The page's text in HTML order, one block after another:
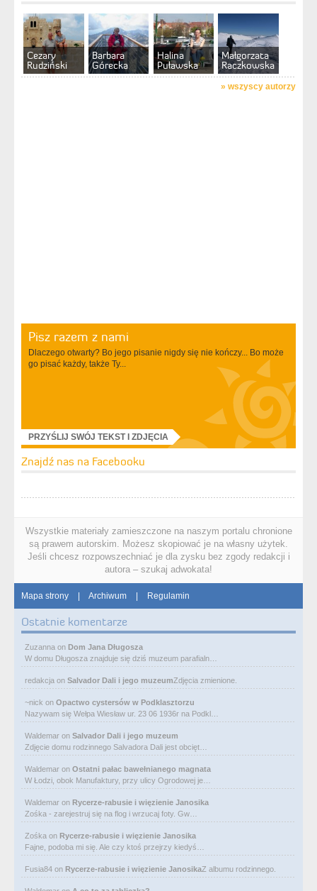
Cezary
Rudziński
Barbara
Górecka
Halina
Puławska
Małgorzata
Raczkowska
» wszyscy autorzy
Pisz razem z nami
Dlaczego otwarty? Bo jego pisanie nigdy się nie kończy... Bo może
go pisać każdy, także Ty...
PRZYŚLIJ SWÓJ TEKST I ZDJĘCIA
Znajdź nas na Facebooku
Wszystkie materiały zamieszczone na naszym portalu chronione
są prawem autorskim. Możesz skopiować je na własny użytek.
Jeśli chcesz rozpowszechniać je dla zysku bez zgody redakcji i
autora – szukaj adwokata!
Mapa strony | Archiwum | Regulamin
Ostatnie komentarze
Zuzanna on Dom Jana Długosza
W domu Długosza znajduje się dziś muzeum parafialn…
redakcja on Salvador Dali i jego muzeumZdjęcia zmienione.
~nick on Opactwo cystersów w Podklasztorzu
Nazywam się Wełpa Wiesław ur. 23 06 1936r na Podkl…
Waldemar on Salvador Dali i jego muzeum
Zdjęcie domu rodzinnego Salvadora Dali jest obcięt…
Waldemar on Ostatni pałac bawełnianego magnata
W Łodzi, obok Manufaktury, przy ulicy Ogrodowej je…
Waldemar on Rycerze-rabusie i więzienie Janosika
Zośka - zarejestruj się na flog i wrzucaj foty. Gw…
Zośka on Rycerze-rabusie i więzienie Janosika
Fajne, podoba mi się. Ale czy ktoś przejrzy kiedyś…
Fusia84 on Rycerze-rabusie i więzienie JanosikaZ albumu rodzinnego.